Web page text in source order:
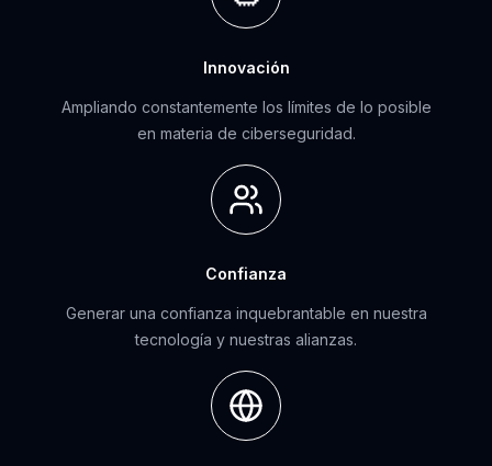
Innovación
Ampliando constantemente los límites de lo posible
en materia de ciberseguridad.
Confianza
Generar una confianza inquebrantable en nuestra
tecnología y nuestras alianzas.